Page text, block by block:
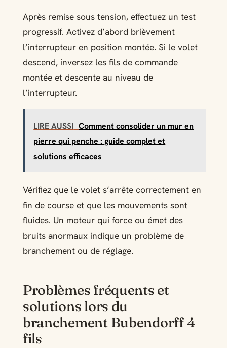
Après remise sous tension, effectuez un test
progressif. Activez d’abord brièvement
l’interrupteur en position montée. Si le volet
descend, inversez les fils de commande
montée et descente au niveau de
l’interrupteur.
LIRE AUSSI Comment consolider un mur en
pierre qui penche : guide complet et
solutions efficaces
Vérifiez que le volet s’arrête correctement en
fin de course et que les mouvements sont
fluides. Un moteur qui force ou émet des
bruits anormaux indique un problème de
branchement ou de réglage.
Problèmes fréquents et
solutions lors du
branchement Bubendorff 4
fils